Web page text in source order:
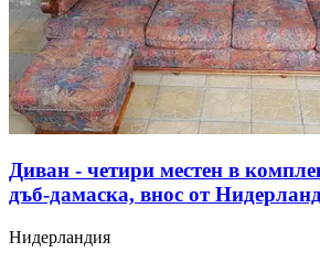
Диван - четири местен в
дъб-дамаска, внос от
Нидерландия